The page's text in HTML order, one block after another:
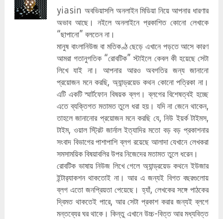
yiasin অবভিয়াসলি অনলাইন মিডিয়া নিয়ে আপনার ধারণার
অভাব আছে। নইলে অনলাইনে প্রকাশিত কোনো লেখাকে
“ছাপানো” বলতেন না।
মানুষ বাংলানিউজ বা মতিকণ্ঠ ছেড়ে এখানে পড়তে আসে কারণ
আমরা গতানুগতিক “রোবটিক” স্টাইলে কেবল কী হয়েছে সেটা
লিখে যাই না। আপনার আরও অবগতির জন্য জানানো
প্রয়োজন মনে করছি, অ্যান্ড্রয়েড কথন কোনো পত্রিকা না।
এটি একটি স্মার্টফোন বিষয়ক ব্লগ। ব্লগের বিশেষত্বই হচ্ছে
এতে ব্যক্তিগত মতামত তুলে ধরা হয়। যদি না জেনে থাকেন,
তাহলে জানানোর প্রয়োজন মনে করছি যে, নিউ ইয়র্ক টাইমস,
টাইম, ওয়াল স্ট্রিট জার্নাল ইত্যাদির মতো বড় বড় প্রকাশনার
সংবাদ বিভাগের পাশাপাশি ব্লগ রয়েছে আলাদা যেখানে লেখকরা
সমসাময়িক বিষয়াবলির উপর নিজেদের মতামত তুলে ধরেন।
রোবটিক ভাষায় নিউজ লিখে গেলে অ্যান্ড্রয়েড কথনে ইউজার
ইন্টার‌্যাকশন থাকতোই না। আর এ জন্যই বিগত বছরগুলোয়
ব্লগ এতো জনপ্রিয়তা পেয়েছে। হ্যাঁ, লেখকের সঙ্গে পাঠকের
দ্বিমত থাকতেই পারে, আর সেটা প্রকাশ করার জন্যই ব্লগে
মন্তব্যের ঘর থাকে। কিন্তু এখানে উচ্চ-বিত্ত আর মধ্যবিত্ত